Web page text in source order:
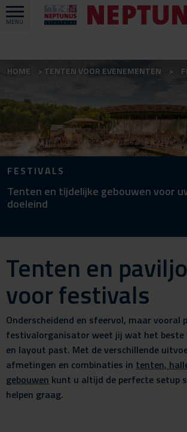
MENU
HOME TENTEN VOOR EVENEMENTEN
FESTIVALS
Tenten en tijdelijke gebouwen voor
doeleind
Tenten en
voor festivals
Onderscheidend en sfeervol, maar vooral
festivalorganisator weet jij wat het beste
en layout past. Met de verschillende
afmetingen en combinaties in tenten,
gebouwen kunt u altijd de perfecte setup
helpen graag.